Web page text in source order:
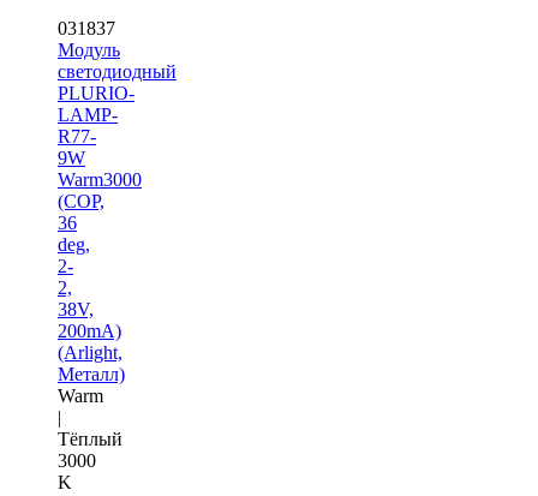
031837
Модуль
светодиодный
PLURIO-
LAMP-
R77-
9W
Warm3000
(COP,
36
deg,
2-
2,
38V,
200mA)
(Arlight,
Металл)
Warm
|
Тёплый
3000
K